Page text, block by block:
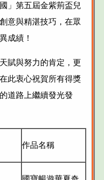
」第五屆金紫荊盃兒
意與精湛技巧，在眾
成績！
賦與努力的肯定，更
此衷心祝賀所有得獎
道路上繼續發光發
作品名稱